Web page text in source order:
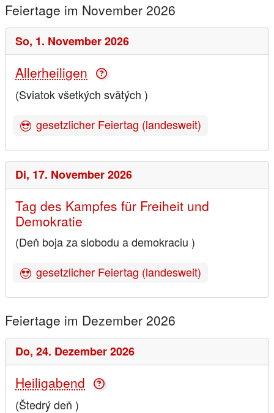
Feiertage im November 2026
So, 1. November 2026
Allerheiligen
(Sviatok všetkých svätých )
gesetzlicher Feiertag (landesweit)
Di, 17. November 2026
Tag des Kampfes für Freiheit und
Demokratie
(Deň boja za slobodu a demokraciu )
gesetzlicher Feiertag (landesweit)
Feiertage im Dezember 2026
Do, 24. Dezember 2026
Heiligabend
(Štedrý deň )